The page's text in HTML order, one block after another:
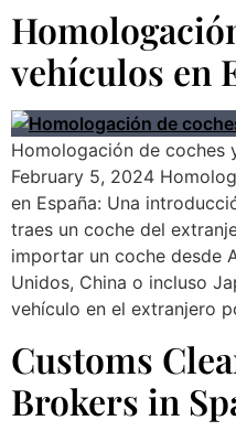
vehículos en
Homologación de coches
February 5, 2024
en España: Una
traes un coche del
importar un coche desde
Unidos, China o incluso
vehículo en el extranjero
Customs
Brokers in